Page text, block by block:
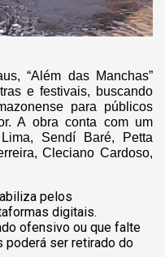
“Além das Manchas”
e festivais, buscando
para públicos
A obra conta com um
Sendí Baré, Petta
Cleciano Cardoso,
pelos
digitais.
ofensivo ou que falte
poderá ser retirado do